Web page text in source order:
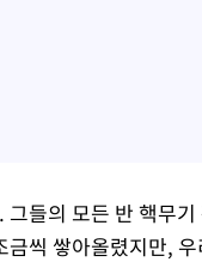
들의 모든 반 핵무
씩 쌓아올렸지만,